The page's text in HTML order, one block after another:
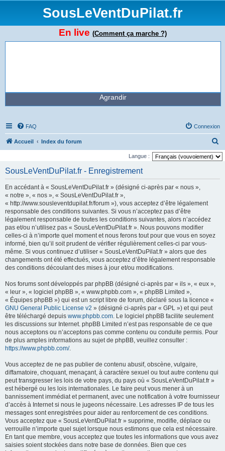
SousLeVentDuPilat.fr
En live (Comment ça marche ?)
Agrandir
FAQ Connexion
Accueil Index du forum
e
Langue :
SousLeVentDuPilat.fr - Enregistrement
En accédant à « SousLeVentDuPilat.fr » (désigné ci-après par « nous »,
« notre », « nos », « SousLeVentDuPilat.fr »,
« http://www.sousleventdupilat.fr/forum »), vous acceptez d’être légalement
responsable des conditions suivantes. Si vous n’acceptez pas d’être
légalement responsable de toutes les conditions suivantes, alors n’accédez
pas et/ou n’utilisez pas « SousLeVentDuPilat.fr ». Nous pouvons modifier
celles-ci à n’importe quel moment et nous ferons tout pour que vous en soyez
informé, bien qu’il soit prudent de vérifier régulièrement celles-ci par vous-
même. Si vous continuez d’utiliser « SousLeVentDuPilat.fr » alors que des
changements ont été effectués, vous acceptez d’être légalement responsable
des conditions découlant des mises à jour et/ou modifications.
Nos forums sont développés par phpBB (désigné ci-après par « ils », « eux »,
« leur », « logiciel phpBB », « www.phpbb.com », « phpBB Limited »,
« Équipes phpBB ») qui est un script libre de forum, déclaré sous la licence «
GNU General Public License v2 » (désigné ci-après par « GPL ») et qui peut
être téléchargé depuis www.phpbb.com. Le logiciel phpBB facilite seulement
les discussions sur Internet. phpBB Limited n’est pas responsable de ce que
nous acceptons ou n’acceptons pas comme contenu ou conduite permis. Pour
de plus amples informations au sujet de phpBB, veuillez consulter :
https://www.phpbb.com/.
Vous acceptez de ne pas publier de contenu abusif, obscène, vulgaire,
diffamatoire, choquant, menaçant, à caractère sexuel ou tout autre contenu qui
peut transgresser les lois de votre pays, du pays où « SousLeVentDuPilat.fr »
est hébergé ou les lois internationales. Le faire peut vous mener à un
bannissement immédiat et permanent, avec une notification à votre fournisseur
d’accès à Internet si nous le jugeons nécessaire. Les adresses IP de tous les
messages sont enregistrées pour aider au renforcement de ces conditions.
Vous acceptez que « SousLeVentDuPilat.fr » supprime, modifie, déplace ou
verrouille n’importe quel sujet lorsque nous estimons que cela est nécessaire.
En tant que membre, vous acceptez que toutes les informations que vous avez
saisies soient stockées dans notre base de données. Bien que ces